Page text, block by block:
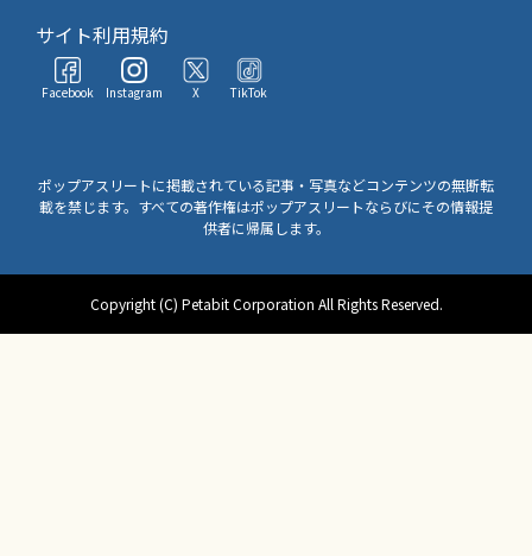
サイト利用規約
Facebook Instagram X TikTok
ポップアスリートに掲載されている記事・写真などコンテンツの無断転
載を禁じます。すべての著作権はポップアスリートならびにその情報提
供者に帰属します。
Copyright (C) Petabit Corporation All Rights Reserved.